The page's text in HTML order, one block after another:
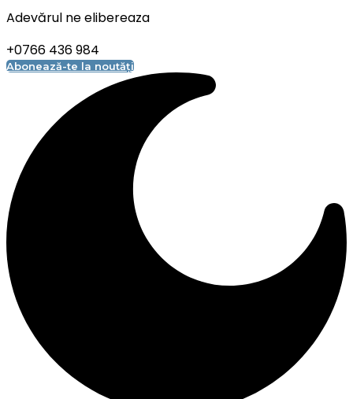
Adevărul ne elibereaza
+0766 436 984
Abonează-te la noutăți